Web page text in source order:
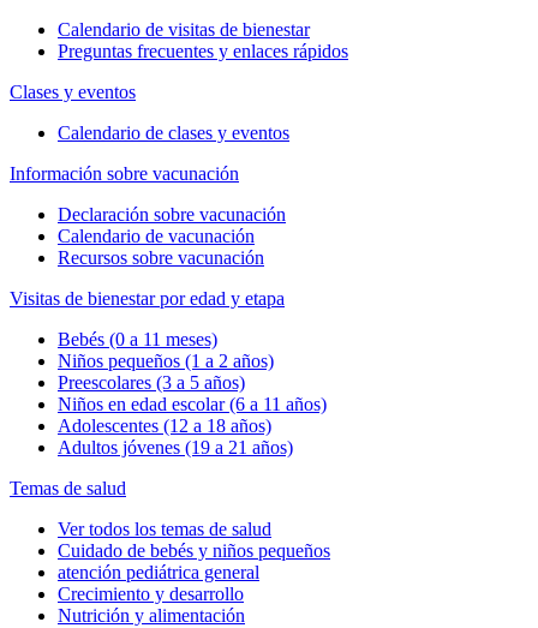
Calendario de visitas de bienestar
Preguntas frecuentes y enlaces rápidos
Clases y eventos
Calendario de clases y eventos
Información sobre vacunación
Declaración sobre vacunación
Calendario de vacunación
Recursos sobre vacunación
Visitas de bienestar por edad y etapa
Bebés (0 a 11 meses)
Niños pequeños (1 a 2 años)
Preescolares (3 a 5 años)
Niños en edad escolar (6 a 11 años)
Adolescentes (12 a 18 años)
Adultos jóvenes (19 a 21 años)
Temas de salud
Ver todos los temas de salud
Cuidado de bebés y niños pequeños
atención pediátrica general
Crecimiento y desarrollo
Nutrición y alimentación